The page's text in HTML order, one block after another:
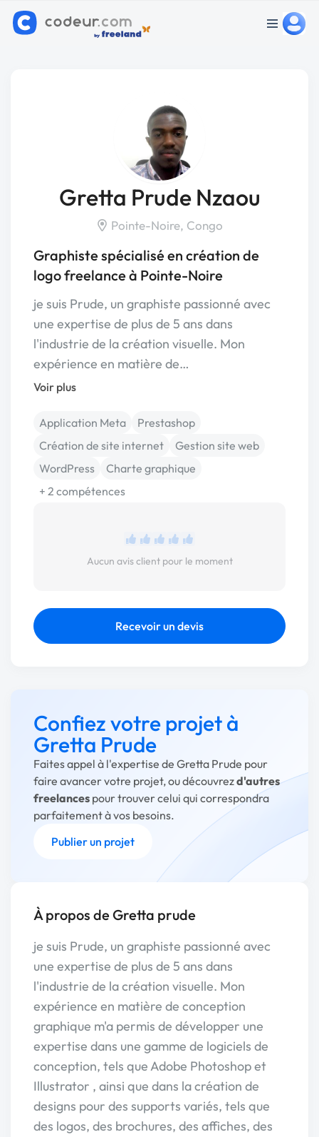
Gretta Prude Nzaou
Pointe-Noire, Congo
Graphiste spécialisé en création de
logo freelance à Pointe-Noire
je suis Prude, un graphiste passionné avec
une expertise de plus de 5 ans dans
l'industrie de la création visuelle. Mon
expérience en matière de…
Voir plus
Application Meta
Prestashop
Création de site internet
Gestion site web
WordPress
Charte graphique
+ 2 compétences
Aucun avis client pour le moment
Recevoir un devis
Confiez votre projet à
Gretta Prude
Faites appel à l'expertise de Gretta Prude pour
faire avancer votre projet, ou découvrezd'autres
freelances pour trouver celui qui correspondra
parfaitement à vos besoins.
Publier un projet
À propos de Gretta prude
je suis Prude, un graphiste passionné avec
une expertise de plus de 5 ans dans
l'industrie de la création visuelle. Mon
expérience en matière de conception
graphique m'a permis de développer une
expertise dans une gamme de logiciels de
conception, tels que Adobe Photoshop et
Illustrator , ainsi que dans la création de
designs pour des supports variés, tels que
des logos, des brochures, des affiches, des